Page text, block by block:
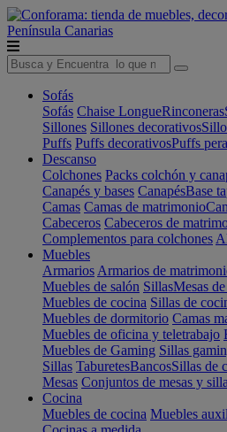
Península Canarias
Sofás
Sofás Chaise LongueRinconeras
Sillones Sillones decorativos
Puffs Puffs decorativosPuffs pera
Descanso
Colchones Packs colchón y
Canapés y bases CanapésBase
Camas Camas de matrimonio
Cabeceros Cabeceros de
Complementos para colchones
Muebles
Armarios Armarios de
Muebles de salón SillasMesas
Muebles de cocina Sillas de
Muebles de dormitorio Camas
Muebles de oficina y teletrabajo
Muebles de Gaming Sillas
Sillas TaburetesBancosSillas de
Mesas Conjuntos de mesas y
Cocina
Muebles de cocina Muebles